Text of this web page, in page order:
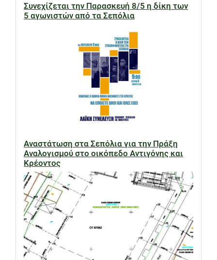
Συνεχίζεται την Παρασκευή 8/5 η δίκη των
5 αγωνιστών από τα Σεπόλια
Αναστάτωση στα Σεπόλια για την Πράξη
Αναλογισμού στο οικόπεδο Αντιγόνης και
Κρέοντος